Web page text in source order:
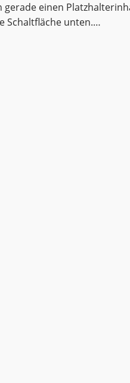
einen
Schaltfläche unten.…